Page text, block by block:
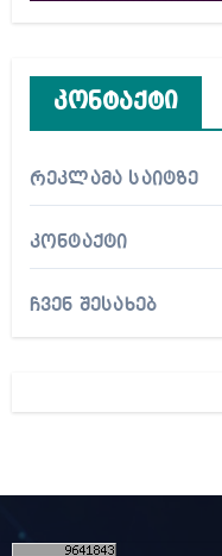
კონტაქტი
რეკლამა საიტზე
კონტაქტი
ჩვენ შესახებ